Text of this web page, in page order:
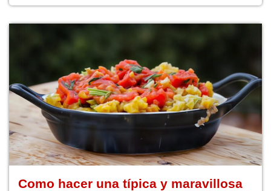
Como hacer una típica y maravillosa